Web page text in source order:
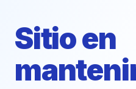
Sitio en